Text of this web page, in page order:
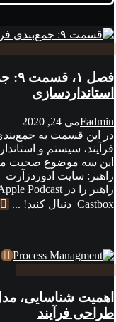
فصل
استانداردسازی
Fadminمی 24, 2020
فرآیند، سیستم و
این سه موضوع صحبت
Castbox دنبال کنید! ...
اهمیت شناسایی،
طراحی فرآیند